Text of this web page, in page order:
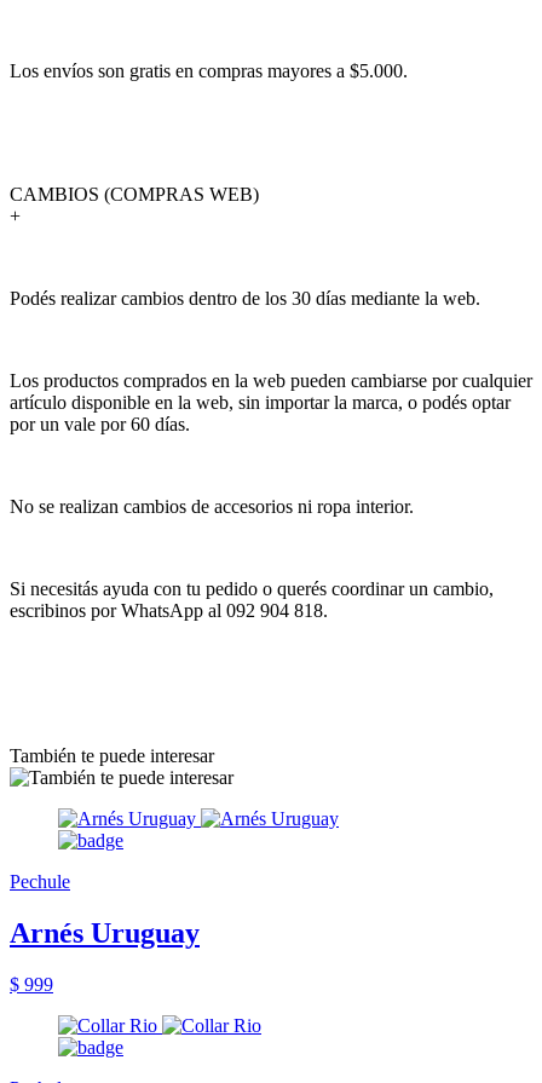
Los envíos son gratis en compras mayores a $5.000.
CAMBIOS (COMPRAS WEB)
+
Podés realizar cambios dentro de los 30 días mediante la web.
Los productos comprados en la web pueden cambiarse por cualquier
artículo disponible en la web, sin importar la marca, o podés optar
por un vale por 60 días.
No se realizan cambios de accesorios ni ropa interior.
Si necesitás ayuda con tu pedido o querés coordinar un cambio,
escribinos por WhatsApp al 092 904 818.
También te puede interesar
Pechule
Arnés Uruguay
$ 999